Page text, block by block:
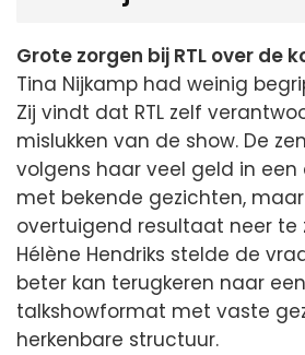
Grote zorgen bij RTL over de
Tina Nijkamp had weinig
Zij vindt dat RTL zelf
mislukken van de show. De
volgens haar veel geld in
met bekende gezichten,
overtuigend resultaat neer te
Hélène Hendriks stelde de
beter kan terugkeren naar
talkshowformat met vaste
herkenbare structuur.